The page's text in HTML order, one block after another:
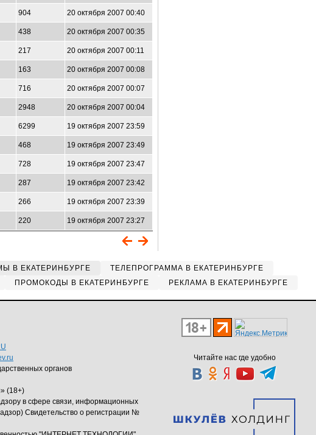
904 20 октября 2007 00:40
438 20 октября 2007 00:35
217 20 октября 2007 00:11
163 20 октября 2007 00:08
716 20 октября 2007 00:07
2948 20 октября 2007 00:04
6299 19 октября 2007 23:59
468 19 октября 2007 23:49
728 19 октября 2007 23:47
287 19 октября 2007 23:42
266 19 октября 2007 23:39
220 19 октября 2007 23:27
В ЕКАТЕРИНБУРГЕ
ТЕЛЕПРОГРАММА В ЕКАТЕРИНБУРГЕ
ПРОМОКОДЫ В ЕКАТЕРИНБУРГЕ РЕКЛАМА В ЕКАТЕРИНБУРГЕ
Читайте нас где удобно
органов
(18+)
в сфере связи, информационных
Свидетельство о регистрации №